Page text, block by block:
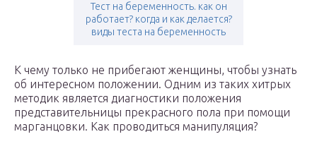
Тест на беременность. как он
работает? когда и как делается?
виды теста на беременность
К чему только не прибегают женщины, чтобы узнать
об интересном положении. Одним из таких хитрых
методик является диагностики положения
представительницы прекрасного пола при помощи
марганцовки. Как проводиться манипуляция?